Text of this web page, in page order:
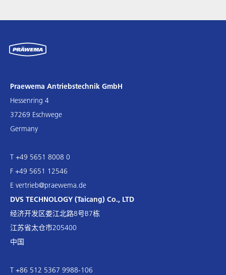
Praewema Antriebstechnik GmbH
Hessenring 4
37269 Eschwege
Germany
T +49 5651 8008 0
F +49 5651 12546
E vertrieb@praewema.de
DVS TECHNOLOGY (Taicang) Co., LTD
经济开发区娄江北路8号B7栋
江苏省太仓市205400
中国
T +86 512 5367 9988-106